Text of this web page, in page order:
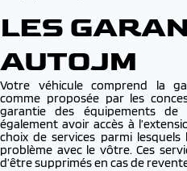
LES
AUTOJM
Votre véhicule comprend la
comme proposée par les
garantie des équipements de
également avoir accès à
choix de services parmi
problème avec le vôtre. Ces
d’être supprimés en cas de